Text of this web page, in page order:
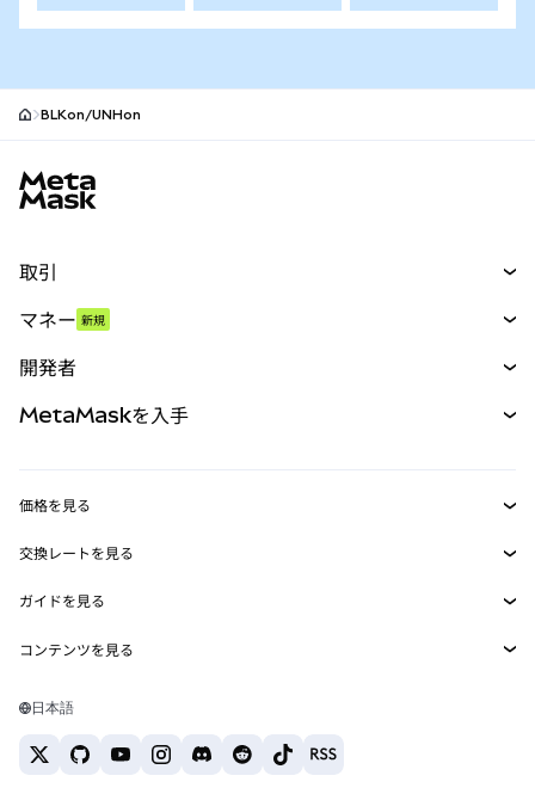
BLKon/UNHon
取引
パーペチュアル
RWA
マネー 新規
開発者
MetaMask Connect
Snaps
Web3サービス
MetaMaskを入手
セキュリティ
サポート
キャリア
お問い合わせ
価格を見る
イーサリアムの価格
Solanaの価格
Tetherの価格
交換レートを見る
ETH→USD
USDT→INR
BTC→INR
ETH→USDT
ガイドを見る
ETHの購入
USDTの購入
コンテンツを見る
Solanaウォレット
日本語